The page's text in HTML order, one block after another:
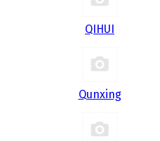
QIHUI
Qunxing